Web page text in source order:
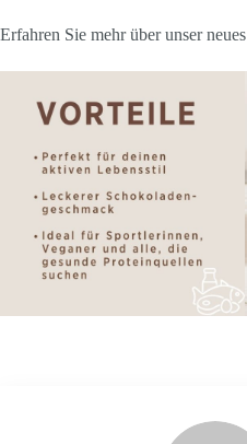
Erfahren Sie mehr über unser neues